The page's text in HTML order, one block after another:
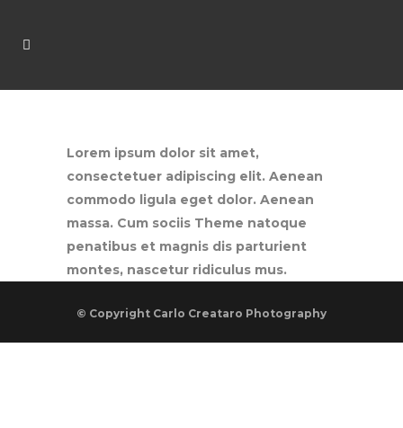
Lorem ipsum dolor sit amet,
consectetuer adipiscing elit. Aenean
commodo ligula eget dolor. Aenean
massa. Cum sociis Theme natoque
penatibus et magnis dis parturient
montes, nascetur ridiculus mus.
© Copyright Carlo Creataro Photography